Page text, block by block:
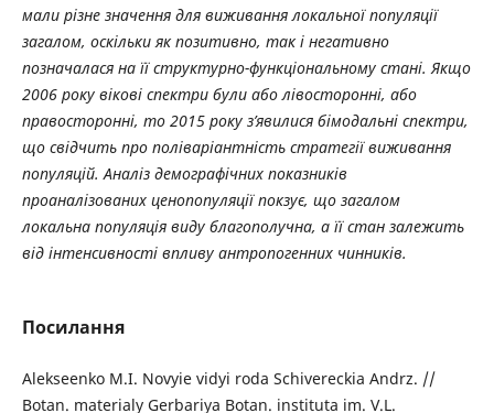
мали різне значення для виживання локальної популяції
загалом, оскільки як позитивно, так і негативно
позначалася на її структурно-функціональному стані. Якщо
2006 року вікові спектри були або лівосторонні, або
правосторонні, то 2015 року з’явилися бімодальні спектри,
що свідчить про поліваріантність стратегії виживання
популяцій. Аналіз демографічних показників
проаналізованих ценопопуляції покзує, що загалом
локальна популяція виду благополучна, а її стан залежить
від інтенсивності впливу антропогенних чинників.
Посилання
Alekseenko M.I. Novyie vidyi roda Schivereckia Andrz. //
Botan. materialy Gerbariya Botan. instituta im. V.L.